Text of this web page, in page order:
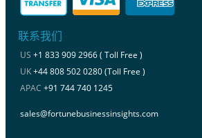
联系我们
US +1 833 909 2966 ( Toll Free )
UK+44 808 502 0280 (Toll Free )
APAC +91 744 740 1245
sales@fortunebusinessinsights.com